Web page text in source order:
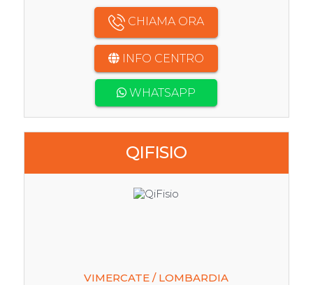
CHIAMA ORA
INFO CENTRO
WHATSAPP
QIFISIO
VIMERCATE / LOMBARDIA